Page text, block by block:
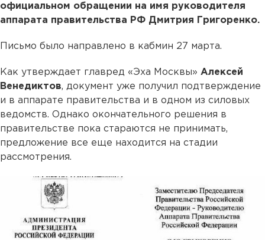
официальном обращении на имя руководителя
аппарата правительства РФ Дмитрия Григоренко.
Письмо было направлено в кабмин 27 марта.
Как утверждает главред «Эха Москвы» Алексей
Венедиктов, документ уже получил подтверждение
и в аппарате правительства и в одном из силовых
ведомств. Однако окончательного решения в
правительстве пока стараются не принимать,
предложение все еще находится на стадии
рассмотрения.